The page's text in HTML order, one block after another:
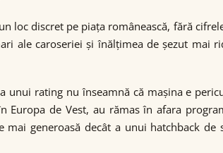
loc discret pe piața românească, fără
ale caroseriei și înălțimea de șezut mai
rating nu înseamnă că mașina e
de Vest, au rămas în afara
generoasă decât a unui hatchback